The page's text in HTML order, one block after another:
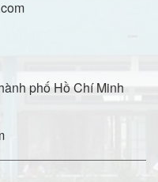
phố Hồ Chí Minh